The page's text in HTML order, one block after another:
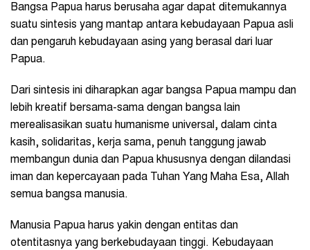
Bangsa Papua harus berusaha agar dapat ditemukannya
suatu sintesis yang mantap antara kebudayaan Papua asli
dan pengaruh kebudayaan asing yang berasal dari luar
Papua.
Dari sintesis ini diharapkan agar bangsa Papua mampu dan
lebih kreatif bersama-sama dengan bangsa lain
merealisasikan suatu humanisme universal, dalam cinta
kasih, solidaritas, kerja sama, penuh tanggung jawab
membangun dunia dan Papua khususnya dengan dilandasi
iman dan kepercayaan pada Tuhan Yang Maha Esa, Allah
semua bangsa manusia.
Manusia Papua harus yakin dengan entitas dan
otentitasnya yang berkebudayaan tinggi. Kebudayaan